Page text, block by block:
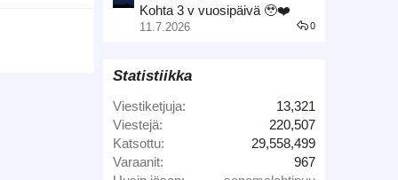
Kohta 3 v vuosipäivä 🥹❤️
11.7.2026 0
Statistiikka
Viestiketjuja
13,321
Viestejä
220,507
Katsottu
29,558,499
Varaanit
967